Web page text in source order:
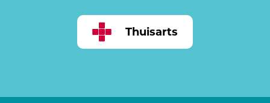
Thuisarts